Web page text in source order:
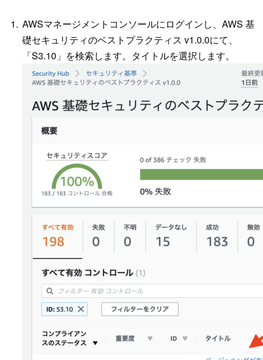
AWSマネージメントコンソールにログインし、AWS 基
礎セキュリティのベストプラクティス v1.0.0にて、
「S3.10」を検索します。タイトルを選択します。